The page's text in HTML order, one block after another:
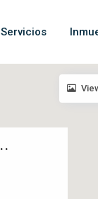
Servicios